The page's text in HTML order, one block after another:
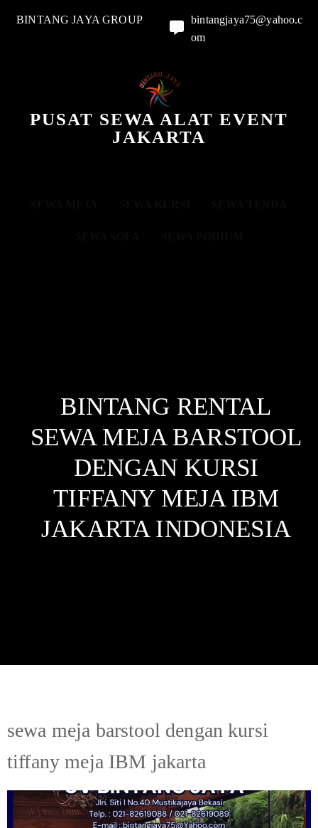
BINTANG JAYA GROUP
bintangjaya75@yahoo.c
om
PUSAT SEWA ALAT EVENT
JAKARTA
BINTANG RENTAL
SEWA MEJA BARSTOOL
DENGAN KURSI
TIFFANY MEJA IBM
JAKARTAINDONESIA
sewa meja barstool dengan kursi
tiffany meja IBM jakarta